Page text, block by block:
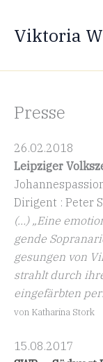
Inhalt
springen
Viktoria
Presse
26.02.2018
Leipziger
Dirigent : Peter
(…) „Eine
gende
gesungen von
strahlt durch
einge­färbten
von Katharina Stork
15.08.2017